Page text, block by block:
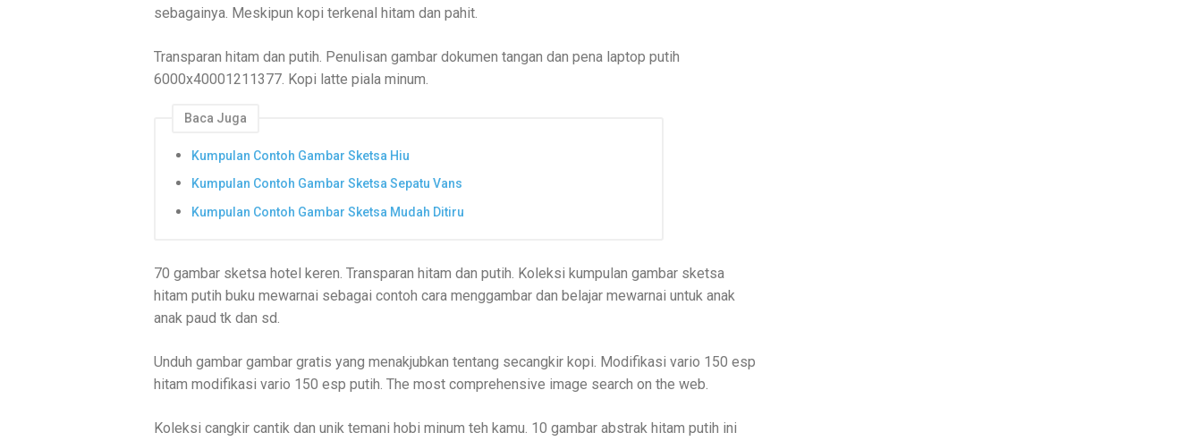
sebagainya. Meskipun kopi terkenal hitam dan pahit.
Transparan hitam dan putih. Penulisan gambar dokumen tangan dan pena laptop putih
6000x40001211377. Kopi latte piala minum.
Baca Juga
Kumpulan Contoh Gambar Sketsa Hiu
Kumpulan Contoh Gambar Sketsa Sepatu Vans
Kumpulan Contoh Gambar Sketsa Mudah Ditiru
70 gambar sketsa hotel keren. Transparan hitam dan putih. Koleksi kumpulan gambar sketsa
hitam putih buku mewarnai sebagai contoh cara menggambar dan belajar mewarnai untuk anak
anak paud tk dan sd.
Unduh gambar gambar gratis yang menakjubkan tentang secangkir kopi. Modifikasi vario 150 esp
hitam modifikasi vario 150 esp putih. The most comprehensive image search on the web.
Koleksi cangkir cantik dan unik temani hobi minum teh kamu. 10 gambar abstrak hitam putih ini